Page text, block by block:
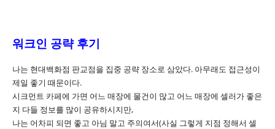
워크인 공략 후기
나는 현대백화점 판교점을 집중 공략 장소로 삼았다. 아무래도 접근성이
제일 좋기 때문이다.
시크먼트 카페에 가면 어느 매장에 물건이 많고 어느 매장에 셀러가 좋은
지 다들 정보를 많이 공유하시지만,
나는 어차피 되면 좋고 아님 말고 주의여서(사실 그렇게 지점 정해서 셀